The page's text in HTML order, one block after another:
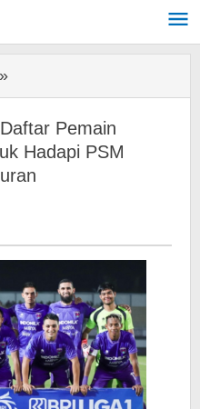
»
Kartika
Ajie,
Ini
Daftar
Tangerang
Hadapi
PSM
Makassar
-
Berita
Pemain
Hadapi PSM